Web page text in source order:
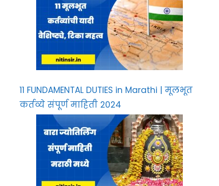
11 FUNDAMENTAL DUTIES in Marathi | मूलभूत
कर्तव्ये संपूर्ण माहिती 2024